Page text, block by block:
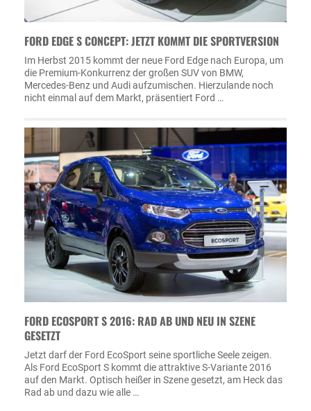
FORD EDGE S CONCEPT: JETZT KOMMT DIE SPORTVERSION
Im Herbst 2015 kommt der neue Ford Edge nach Europa, um
die Premium-Konkurrenz der großen SUV von BMW,
Mercedes-Benz und Audi aufzumischen. Hierzulande noch
nicht einmal auf dem Markt, präsentiert Ford …
FORD ECOSPORT S 2016: RAD AB UND NEU IN SZENE
GESETZT
Jetzt darf der Ford EcoSport seine sportliche Seele zeigen.
Als Ford EcoSport S kommt die attraktive S-Variante 2016
auf den Markt. Optisch heißer in Szene gesetzt, am Heck das
Rad ab und dazu wie alle …